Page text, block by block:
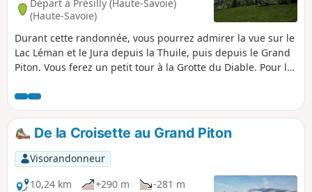
Départ à Présilly (Haute-Savoie)
(Haute-Savoie)
Durant cette randonnée, vous pourrez admirer la vue sur le
Lac Léman et le Jura depuis la Thuile, puis depuis le Grand
Piton. Vous ferez un petit tour à la Grotte du Diable. Pour les
De la Croisette au Grand Piton
Visorandonneur
10,24 km
+290 m
-281 m